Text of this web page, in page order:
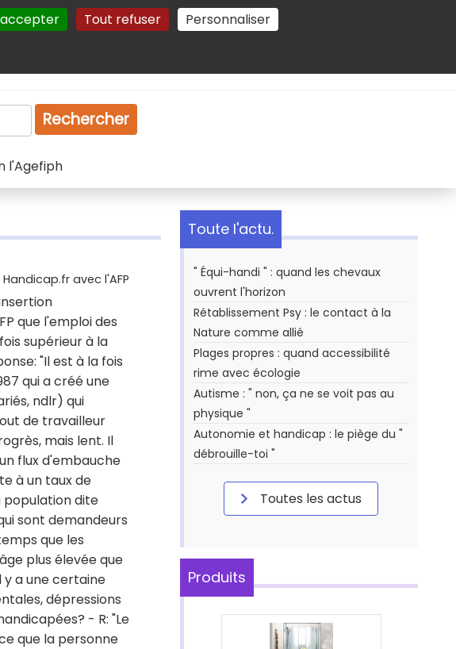
Tout refuser Personnaliser
Plan du site Gestion des cookies
Rechercher
l'Agefiph
Handicap.fr avec l'AFP
que l'emploi des
supérieur à la
"Il est à la fois
qui a créé une
ndlr) qui
de travailleur
mais lent. Il
flux d'embauche
à un taux de
population dite
sont demandeurs
que les
plus élevée que
y a une certaine
dépressions
- R: "Le
que la personne
Toute l'actu.
" Équi-handi " : quand les chevaux
ouvrent l'horizon
Rétablissement Psy : le contact à la
Nature comme allié
Plages propres : quand accessibilité
rime avec écologie
Autisme : " non, ça ne se voit pas au
physique "
Autonomie et handicap : le piège du "
débrouille-toi "
Toutes les actus
Produits